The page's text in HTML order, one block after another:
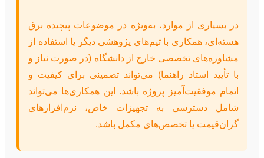
در بسیاری از موارد، به‌ویژه در موضوعات پیچیده برق
هسته‌ای، همکاری با تیم‌های پژوهشی دیگر یا استفاده از
مشاوره‌های تخصصی خارج از دانشگاه (در صورت نیاز و
با تأیید استاد راهنما) می‌تواند تضمینی برای کیفیت و
اتمام موفقیت‌آمیز پروژه باشد. این همکاری‌ها می‌تواند
شامل دسترسی به تجهیزات خاص، نرم‌افزارهای
گران‌قیمت یا تخصص‌های مکمل باشد.